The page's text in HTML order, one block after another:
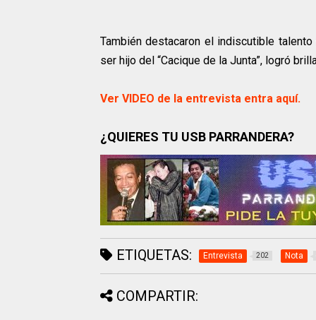
También destacaron el indiscutible
ser hijo del “Cacique de la Junta”, logró
Ver VIDEO de la entrevista entra aquí.
¿QUIERES TU USB PARRANDERA?
ETIQUETAS: Entrevista 202 Nota
COMPARTIR: